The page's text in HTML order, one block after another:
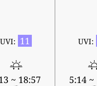
UVI: 11
~ 18:57
UVI:
5:14 ~